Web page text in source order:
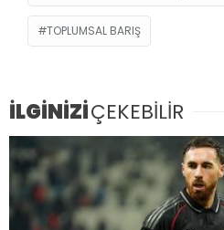
TOPLUMSAL BARIŞ
İLGİNİZİÇEKEBİLİR